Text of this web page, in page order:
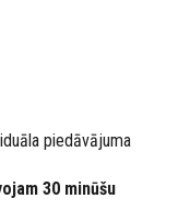
piedāvājuma
30 minūšu